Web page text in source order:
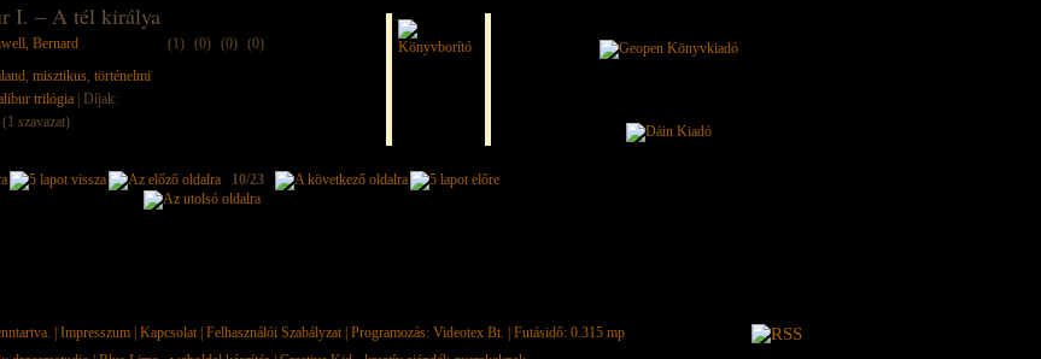
I. – A tél királya
Bernard (1) (0) (0) (0)
, misztikus, történelmi
trilógia| Díjak:
szavazat)
10/23
| Impresszum| Kapcsolat| Felhasználói Szabályzat| Programozás: Videotex Bt. | Futásidő: 0.315 mp